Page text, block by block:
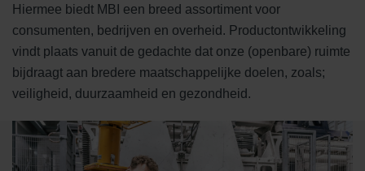
Hiermee biedt MBI een breed assortiment voor
consumenten, bedrijven en overheid. Productontwikkeling
vindt plaats vanuit de gedachte dat onze (openbare) ruimte
bijdraagt aan bredere maatschappelijke doelen, zoals;
veiligheid, duurzaamheid en gezondheid.